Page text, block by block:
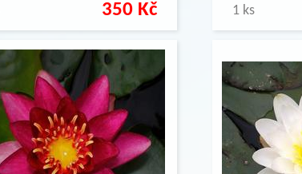
350 Kč 1 ks